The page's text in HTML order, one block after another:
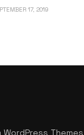
17, 2019
WordPress